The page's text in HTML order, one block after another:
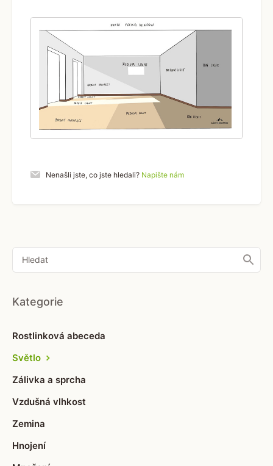
Nenašli jste, co jste hledali? Napište nám
Kategorie
Rostlinková abeceda
Světlo
Zálivka a sprcha
Vzdušná vlhkost
Zemina
Hnojení